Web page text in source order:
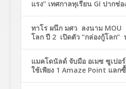
แรง” เทศกาลทุเรียน GI ปากช่
ทาโร ผนึก มศว ลงนาม MOU
โลก ปี 2 เปิดตัว “กล่องกู้โลก”
แมคโดนัลด์ จับมือ อเมซ ซูเปอ
ใช้เพียง 1 Amaze Point แลก